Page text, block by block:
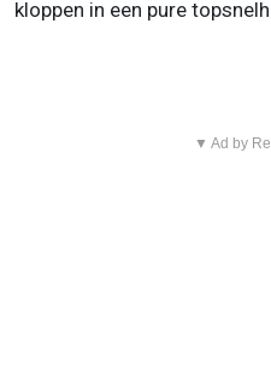
kloppen in een pure
▼ Ad by